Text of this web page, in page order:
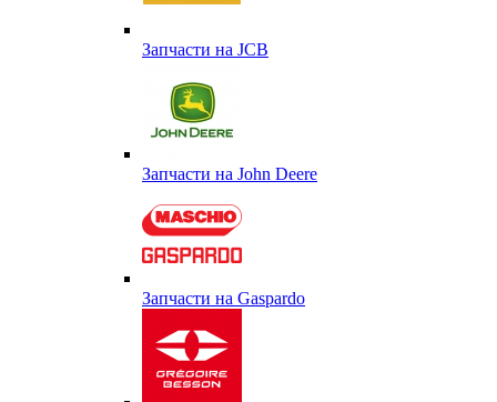
Запчасти на JCB
Запчасти на John Deere
Запчасти на Gaspardo